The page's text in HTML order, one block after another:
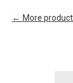
More